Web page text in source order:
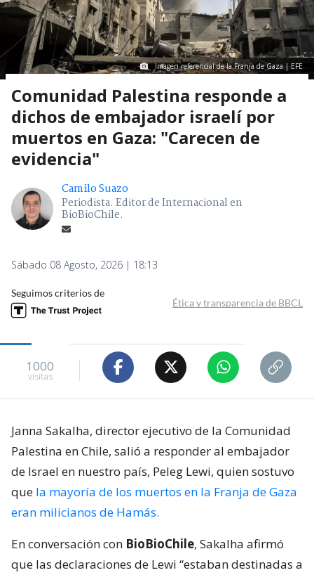
Imagen referencial de la Franja de Gaza | EFE
Comunidad Palestina responde a
dichos de embajador israelí por
muertos en Gaza: "Carecen de
evidencia"
Camilo Suazo
Periodista. Editor de Internacional en
BioBioChile.
Sábado 08 Agosto, 2026 | 18:13
Seguimos criterios de
Ética y transparencia de BBCL
1000
visitas
Janna Sakalha, director ejecutivo de la Comunidad
Palestina en Chile, salió a responder al embajador
de Israel en nuestro país, Peleg Lewi, quien sostuvo
que la mayoría de los muertos en la Franja de Gaza
eran milicianos de Hamás.
En conversación con BioBioChile, Sakalha afirmó
que las declaraciones de Lewi “estaban destinadas a